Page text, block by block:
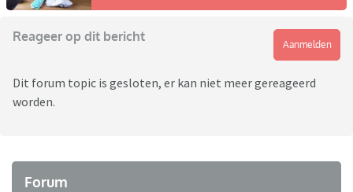
Reageer op dit bericht
Aanmelden
Dit forum topic is gesloten, er kan niet meer gereageerd
worden.
Forum